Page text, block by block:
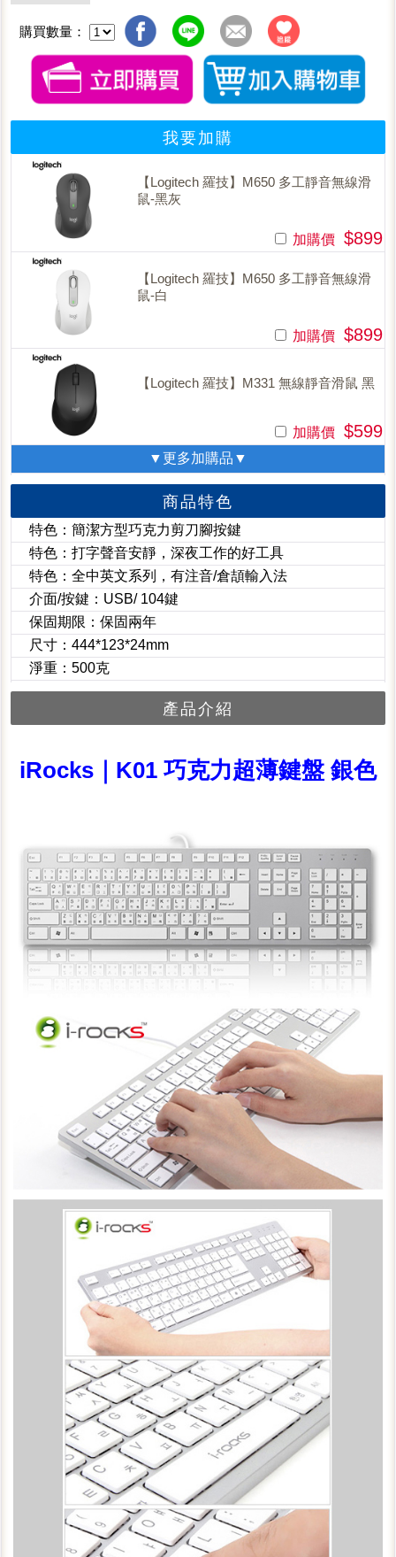
購買數量：
我要加購
【Logitech 羅技】M650 多工靜音無線滑
鼠-黑灰
加購價 $899
【Logitech 羅技】M650 多工靜音無線滑
鼠-白
加購價 $899
【Logitech 羅技】M331 無線靜音滑鼠 黑
加購價 $599
▼更多加購品▼
商品特色
特色：簡潔方型巧克力剪刀腳按鍵
特色：打字聲音安靜，深夜工作的好工具
特色：全中英文系列，有注音/倉頡輸入法
介面/按鍵：USB/ 104鍵
保固期限：保固兩年
尺寸：444*123*24mm
淨重：500克
產品介紹
iRocks｜K01 巧克力超薄鍵盤 銀色